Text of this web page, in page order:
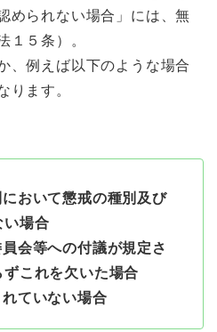
められない場合」には、無
１５条）。
、例えば以下のような場合
ります。
おいて懲戒の種別及び
い場合
会等への付議が規定さ
これを欠いた場合
ていない場合